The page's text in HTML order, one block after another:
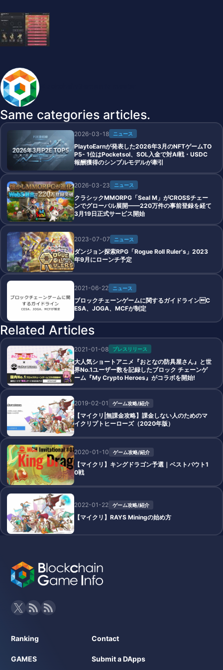
Same categories articles.
2026-03-18 ニュース
PlaytoEarnが発表した2026年3月のNFTゲームTO
P5- 1位はPocketsol、SOL入金で対AI戦・USDC
報酬獲得のシンプルモデルが牽引
2026-03-23 ニュース
クラシックMMORPG「Seal M」がCROSSチェー
ンでグローバル展開——220万件の事前登録を経て
3月19日正式サービス開始
2023-07-07 ニュース
ダンジョン探索RPG「Rogue Roll Ruler's」2023
年9月にローンチ予定
2021-06-22 ニュース
ブロックチェーンゲームに関するガイドラインC
ESA、JOGA、MCFが制定
Related Articles
2021-01-08 プレスリリース
大人気ショートアニメ『おとなの防具屋さん』と世
界No.1ユーザー数を記録したブロック チェーンゲ
ーム『My Crypto Heroes』がコラボを開始!
2019-02-01 ゲーム攻略/紹介
【マイクリ|無課金攻略】課金しない人のためのマ
イクリプトヒーローズ（2020年版）
2020-01-10 ゲーム攻略/紹介
【マイクリ】キングドラゴン予選｜ベストバウト1
0戦
2022-01-22 ゲーム攻略/紹介
【マイクリ】RAYS Miningの始め方
Ranking
GAMES
Contact
Submit a DApps